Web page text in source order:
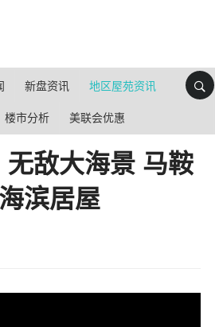
新盘资讯 地区屋苑资讯
楼市分析 美联会优惠
无敌大海景 马鞍
滨居屋